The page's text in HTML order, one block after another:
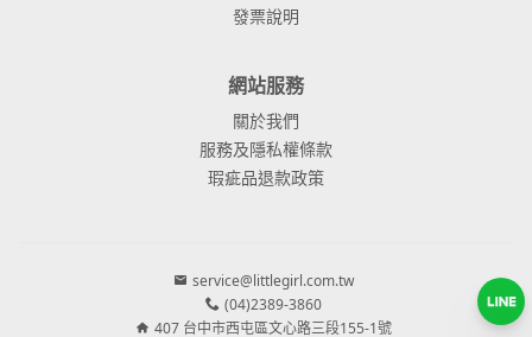
發票說明
網站服務
關於我們
服務及隱私權條款
瑕疵品退款政策
service@littlegirl.com.tw
(04)2389-3860
407 台中市西屯區文心路三段155-1號